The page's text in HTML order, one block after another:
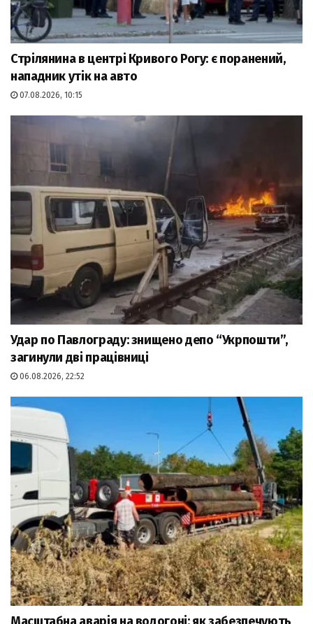
Стрілянина в центрі Кривого Рогу: є поранений,
нападник утік на авто
07.08.2026, 10:15
Удар по Павлограду: знищено депо “Укрпошти”,
загинули дві працівниці
06.08.2026, 22:52